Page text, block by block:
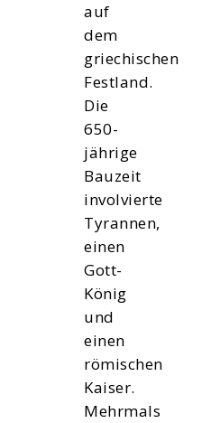
auf
dem
griechischen
Festland.
Die
650-
jährige
Bauzeit
involvierte
Tyrannen,
einen
Gott-
König
und
einen
römischen
Kaiser.
Mehrmals